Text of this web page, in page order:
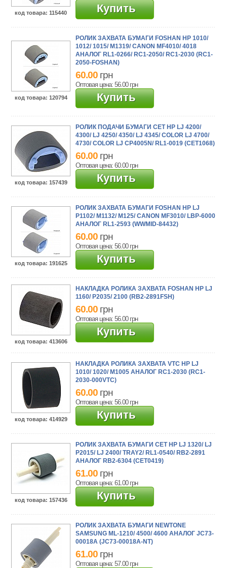
код товара: 115440 Купить
код товара: 120794
РОЛИК ЗАХВАТА БУМАГИ FOSHAN HP 1010/
1012/ 1015/ M1319/ CANON MF4010/ 4018
АНАЛОГ RL1-0266/ RC1-2050/ RC1-2030 (RC1-
2050-FOSHAN)
60.00 грн
Оптовая цена: 56.00 грн
Купить
код товара: 157439
РОЛИК ПОДАЧИ БУМАГИ CET HP LJ 4200/
4300/ LJ 4250/ 4350/ LJ 4345/ COLOR LJ 4700/
4730/ COLOR LJ CP4005N/ RL1-0019 (CET1068)
60.00 грн
Оптовая цена: 60.00 грн
Купить
код товара: 191625
РОЛИК ЗАХВАТА БУМАГИ FOSHAN HP LJ
P1102/ M1132/ M125/ CANON MF3010/ LBP-6000
АНАЛОГ RL1-2593 (WWMID-84432)
60.00 грн
Оптовая цена: 56.00 грн
Купить
код товара: 413606
НАКЛАДКА РОЛИКА ЗАХВАТА FOSHAN HP LJ
1160/ P2035/ 2100 (RB2-2891FSH)
60.00 грн
Оптовая цена: 56.00 грн
Купить
код товара: 414929
НАКЛАДКА РОЛИКА ЗАХВАТА VTC HP LJ
1010/ 1020/ M1005 АНАЛОГ RC1-2030 (RC1-
2030-000VTC)
60.00 грн
Оптовая цена: 56.00 грн
Купить
код товара: 157436
РОЛИК ЗАХВАТА БУМАГИ CET HP LJ 1320/ LJ
P2015/ LJ 2400/ TRAY2/ RL1-0540/ RB2-2891
АНАЛОГ RB2-6304 (CET0419)
61.00 грн
Оптовая цена: 61.00 грн
Купить
РОЛИК ЗАХВАТА БУМАГИ NEWTONE
SAMSUNG ML-1210/ 4500/ 4600 АНАЛОГ JC73-
00018A (JC73-00018A-NT)
61.00 грн
Оптовая цена: 57.00 грн